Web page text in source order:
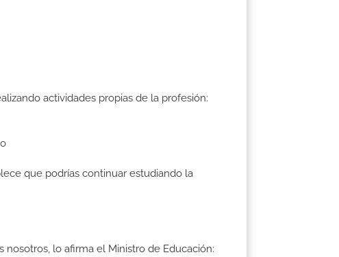
actividades propias de la profesión:
que podrías continuar estudiando la
nosotros, lo afirma el Ministro de Educación: